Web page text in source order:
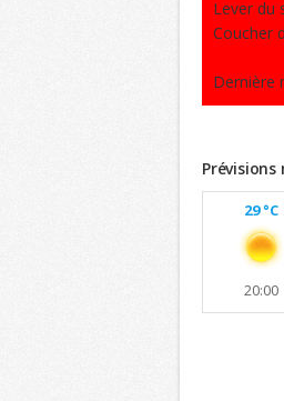
Lever du
Coucher
Dernière
29 °C
20:00